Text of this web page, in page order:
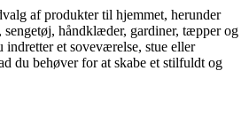
af produkter til hjemmet, herunder
sengetøj, håndklæder, gardiner, tæpper og
indretter et soveværelse, stue eller
du behøver for at skabe et stilfuldt og